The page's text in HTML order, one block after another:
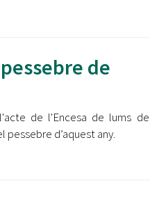
de
de l'Encesa de lums de
pessebre d’aquest any.